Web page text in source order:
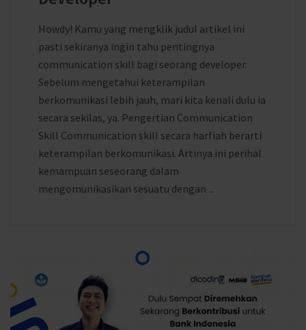
Howdy! Kamu yang mengklik judul artikel ini
pasti sekiranya ingin tahu pentingnya
communication skill bagi seorang developer.
Sebelum mengetahui keterampilan
berkomunikasi lebih jauh, mari kita kenali dulu ia
secara sekilas, ya. Pengertian Communication
Skill Communication skill secara harfiah berarti
keterampilan berkomunikasi. Artinya ini perihal
kemampuan seseorang dalam
mengomunikasikan sesuatu dengan ...